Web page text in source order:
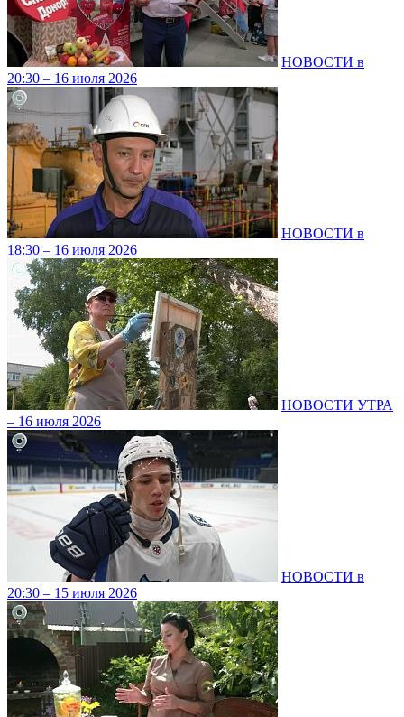
НОВОСТИ в
20:30 – 16 июля 2026
НОВОСТИ в
18:30 – 16 июля 2026
НОВОСТИ УТРА
– 16 июля 2026
НОВОСТИ в
20:30 – 15 июля 2026